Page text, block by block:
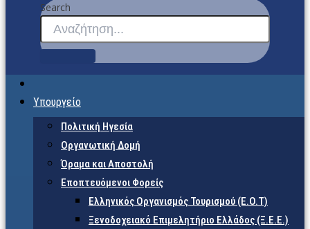
Search
Υπουργείο
Πολιτική Ηγεσία
Οργανωτική Δομή
Όραμα και Αποστολή
Εποπτευόμενοι Φορείς
Eλληνικός Οργανισμός Τουρισμού (Ε.Ο.Τ)
Ξενοδοχειακό Επιμελητήριο Ελλάδος (Ξ.Ε.Ε.)